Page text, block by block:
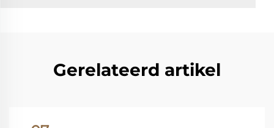
Gerelateerd artikel